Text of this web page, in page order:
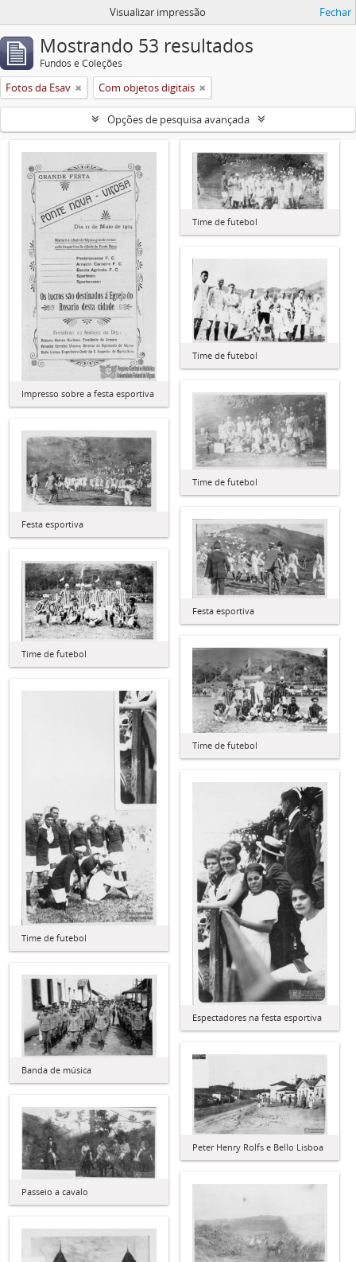
Visualizar impressão Fechar
Mostrando 53 resultados
Fundos e Coleções
Fotos da Esav Com objetos digitais
Opções de pesquisa avançada
Impresso sobre a festa esportiva
Time de futebol
Time de futebol
Time de futebol
Festa esportiva
Festa esportiva
Time de futebol
Time de futebol
Time de futebol
Espectadores na festa esportiva
Banda de música
Peter Henry Rolfs e Bello Lisboa
Passeio a cavalo